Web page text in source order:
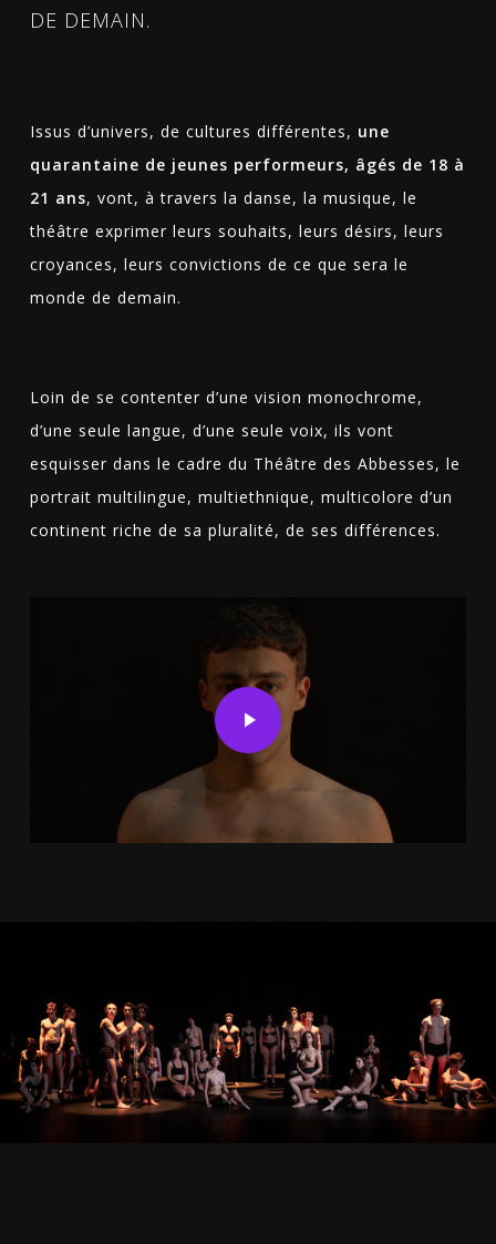
DE DEMAIN.
Issus d’univers, de cultures différentes, une
quarantaine de jeunes performeurs, âgés de 18 à
21 ans, vont, à travers la danse, la musique, le
théâtre exprimer leurs souhaits, leurs désirs, leurs
croyances, leurs convictions de ce que sera le
monde de demain.
Loin de se contenter d’une vision monochrome,
d’une seule langue, d’une seule voix, ils vont
esquisser dans le cadre du Théâtre des Abbesses, le
portrait multilingue, multiethnique, multicolore d’un
continent riche de sa pluralité, de ses différences.
Play Video